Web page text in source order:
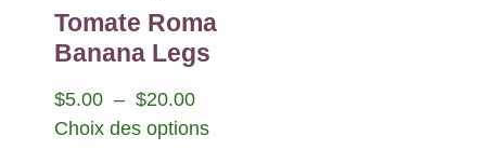
Tomate Roma
Banana Legs
$5.00 – $20.00
Choix des options